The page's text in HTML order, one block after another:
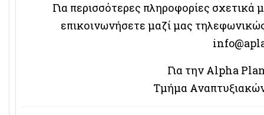
Για περισσότερες πληροφορίες
επικοινωνήσετε μαζί μας
Για την Alpha
Τμήμα